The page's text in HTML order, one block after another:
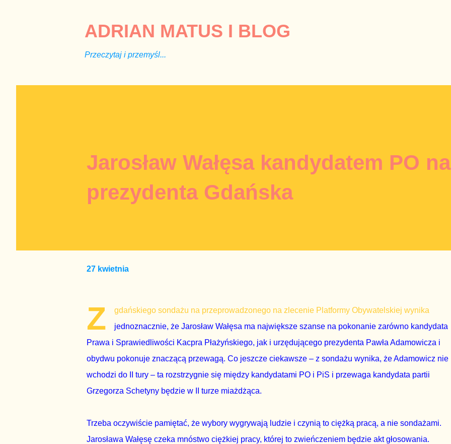
ADRIAN MATUS I BLOG
Przeczytaj i przemyśl...
Jarosław Wałęsa kandydatem PO na
prezydenta Gdańska
27 kwietnia
Z
gdańskiego sondażu na przeprowadzonego na zlecenie Platformy Obywatelskiej wynika
jednoznacznie, że Jarosław Wałęsa ma największe szanse na pokonanie zarówno kandydata
Prawa i Sprawiedliwości Kacpra Płażyńskiego, jak i urzędującego prezydenta Pawła Adamowicza i
obydwu pokonuje znaczącą przewagą. Co jeszcze ciekawsze – z sondażu wynika, że Adamowicz nie
wchodzi do II tury – ta rozstrzygnie się między kandydatami PO i PiS i przewaga kandydata partii
Grzegorza Schetyny będzie w II turze miażdżąca.
Trzeba oczywiście pamiętać, że wybory wygrywają ludzie i czynią to ciężką pracą, a nie sondażami.
Jarosława Wałęsę czeka mnóstwo ciężkiej pracy, której to zwieńczeniem będzie akt głosowania.